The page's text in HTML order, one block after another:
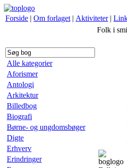
Forside | Om forlaget | Aktiviteter |
Alle kategorier
Aforismer
Antologi
Arkitektur
Billedbog
Biografi
Børne- og ungdomsbøger
Digte
Erhverv
Erindringer
Folk i